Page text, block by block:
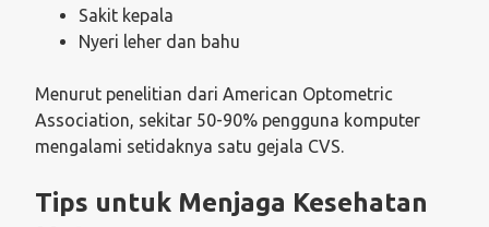
Sakit kepala
Nyeri leher dan bahu
Menurut penelitian dari American Optometric
Association, sekitar 50-90% pengguna komputer
mengalami setidaknya satu gejala CVS.
Tips untuk Menjaga Kesehatan